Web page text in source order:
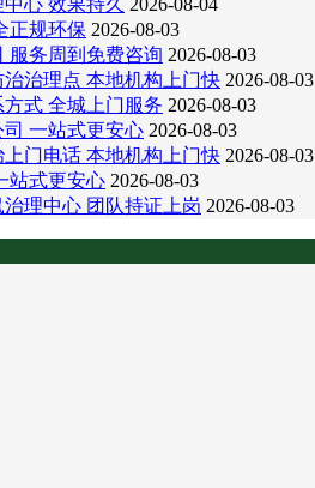
心 效果持久 2026-08-04
正规环保 2026-08-03
服务周到免费咨询 2026-08-03
治理点 本地机构上门快 2026-08-03
式 全城上门服务 2026-08-03
一站式更安心 2026-08-03
门电话 本地机构上门快 2026-08-03
站式更安心 2026-08-03
理中心 团队持证上岗 2026-08-03